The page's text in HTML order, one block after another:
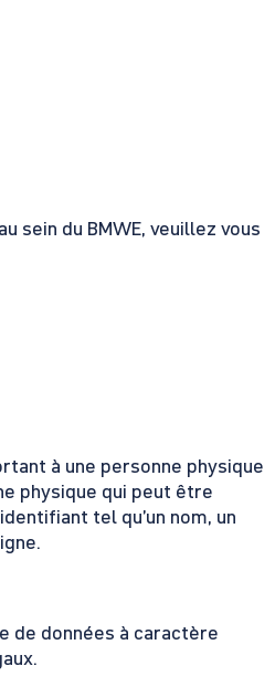
sein du BMWE, veuillez vous
à une personne physique
physique qui peut être
tel qu’un nom, un
de données à caractère